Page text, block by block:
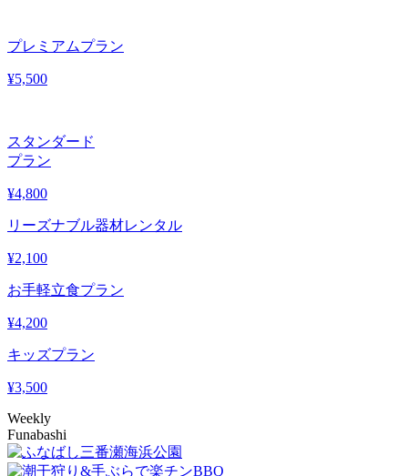
プレミアムプラン
¥5,500
スタンダード
プラン
¥4,800
リーズナブル器材レンタル
¥2,100
お手軽立食プラン
¥4,200
キッズプラン
¥3,500
Weekly
Funabashi